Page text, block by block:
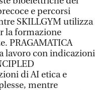
e percorsi
SKILLGYM utilizza
la formazione
PRAGAMATICA
lavoro con indicazioni
di AI etica e
mentre